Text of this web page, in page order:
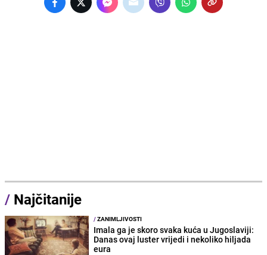
/ Najčitanije
/ZANIMLJIVOSTI
Imala ga je skoro svaka kuća u Jugoslaviji:
Danas ovaj luster vrijedi i nekoliko hiljada
eura